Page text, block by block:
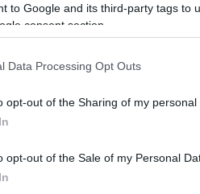
to Google and its third-party tags to
consent section.
Data Processing Opt Outs
opt-out of the Sharing of my personal
opt-out of the Sale of my Personal
természet. Hiszen az
is segít, hogy a külső
fért hozzá, hogy a Tropical